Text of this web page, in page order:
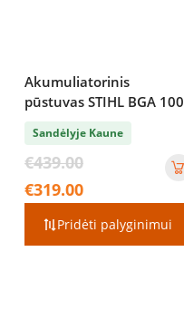
Akumuliatorinis
pūstuvas STIHL BGA 100
Sandėlyje Kaune
€439.00
€319.00Current
price
is:
Pridėti palyginimui